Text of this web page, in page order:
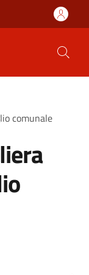
comunale